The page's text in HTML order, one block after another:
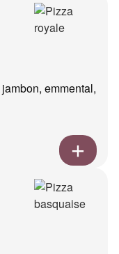
emmental,